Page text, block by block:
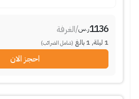
1136ر.س/الغرفة
1 ليلة,
1 بالغ (شامل الضرائب)
احجز الان